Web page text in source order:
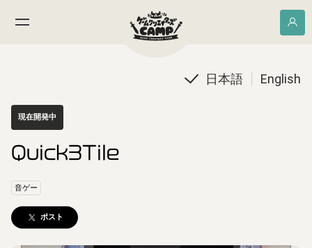
日本語 English
現在開発中
Quick3Tile
音ゲー
ポスト